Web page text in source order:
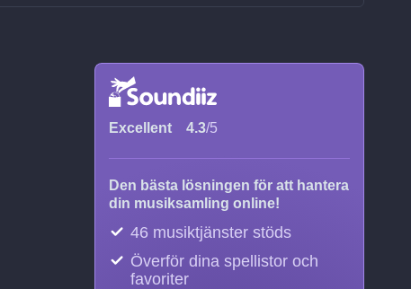
Excellent 4.3/5
Den bästa lösningen för att hantera
din musiksamling online!
46 musiktjänster stöds
Överför dina spellistor och
favoriter